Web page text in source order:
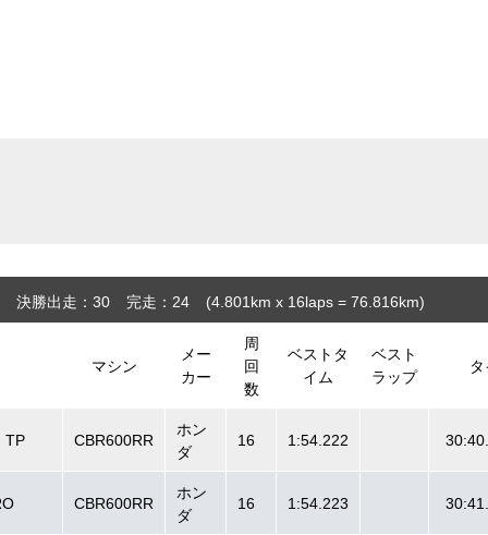
決勝出走：30 完走：24 (4.801 km x 16laps = 76.816km)
マシン
メー
カー
周
回
数
ベストタ
イム
ベスト
ラップ
TP CBR600RR
ホン
ダ
16 1:54.222
CBR600RR
ホン
ダ
16 1:54.223